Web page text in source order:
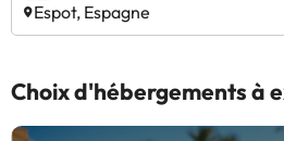
Espot, Espagne
Choix d'hébergements à